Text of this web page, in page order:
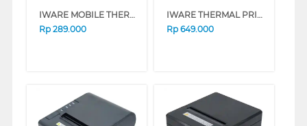
IWARE MOBILE THERMAL PRINTER MP-58MPC
Rp 289.000
IWARE THERMAL PRINTER K200
Rp 649.000